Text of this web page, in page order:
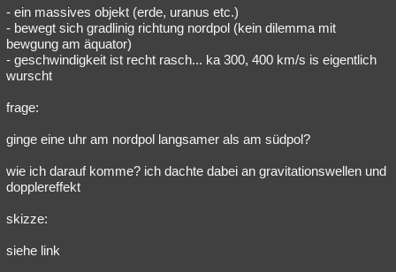
- ein massives objekt (erde, uranus etc.)
- bewegt sich gradlinig richtung nordpol (kein dilemma mit
bewgung am äquator)
- geschwindigkeit ist recht rasch... ka 300, 400 km/s is eigentlich
wurscht
frage:
ginge eine uhr am nordpol langsamer als am südpol?
wie ich darauf komme? ich dachte dabei an gravitationswellen und
dopplereffekt
skizze:
siehe link